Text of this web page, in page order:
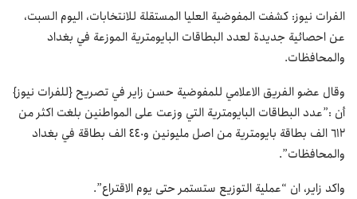
الفرات نيوز: كشفت المفوضية العليا المستقلة للانتخابات، اليوم السبت،
عن احصائية جديدة لعدد البطاقات البايومترية الموزعة في بغداد
والمحافظات.
وقال عضو الفريق الاعلامي للمفوضية حسن زاير في تصريح {للفرات نيوز}
أن :”عدد البطاقات البايومترية التي وزعت على المواطنين بلغت اكثر من
612 الف بطاقة بايومترية من اصل مليونين و440 الف بطاقة في بغداد
والمحافظات”.
واكد زاير، ان “عملية التوزيع ستستمر حتى يوم الاقتراع”.